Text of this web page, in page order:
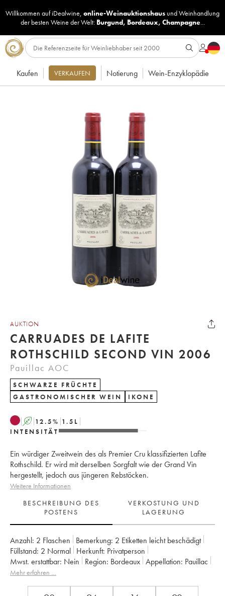
Willkommen auf iDealwine, online-Weinauktionshaus undWeinhandlung
der besten Weine der Welt: Burgund, Bordeaux, Champagne...
Kaufen VERKAUFEN Notierung Wein-Enzyklopädie
AUKTION
CARRUADES DE LAFITE
ROTHSCHILD SECOND VIN 2006
Pauillac AOC
SCHWARZE FRÜCHTE
GASTRONOMISCHER WEIN
IKONE
A 12.5% 1.5 L
INTENSITÄT
Ein würdiger Zweitwein des als Premier Cru klassifizierten Lafite
Rothschild. Er wird mit derselben Sorgfalt wie der Grand Vin
hergestellt, jedoch aus jüngeren Rebstöcken.
Weitere Informationen
BESCHREIBUNG DES
POSTENS
VERKOSTUNG UND
LAGERUNG
Anzahl: 2 Flaschen Bemerkung: 2 Etiketten leicht beschädigt
Füllstand: 2 Normal Herkunft:
privatperson
Mwst. erstattbar:
nein Region: Bordeaux Appellation: Pauillac
Klassifizierung:
Mehr erfahren …